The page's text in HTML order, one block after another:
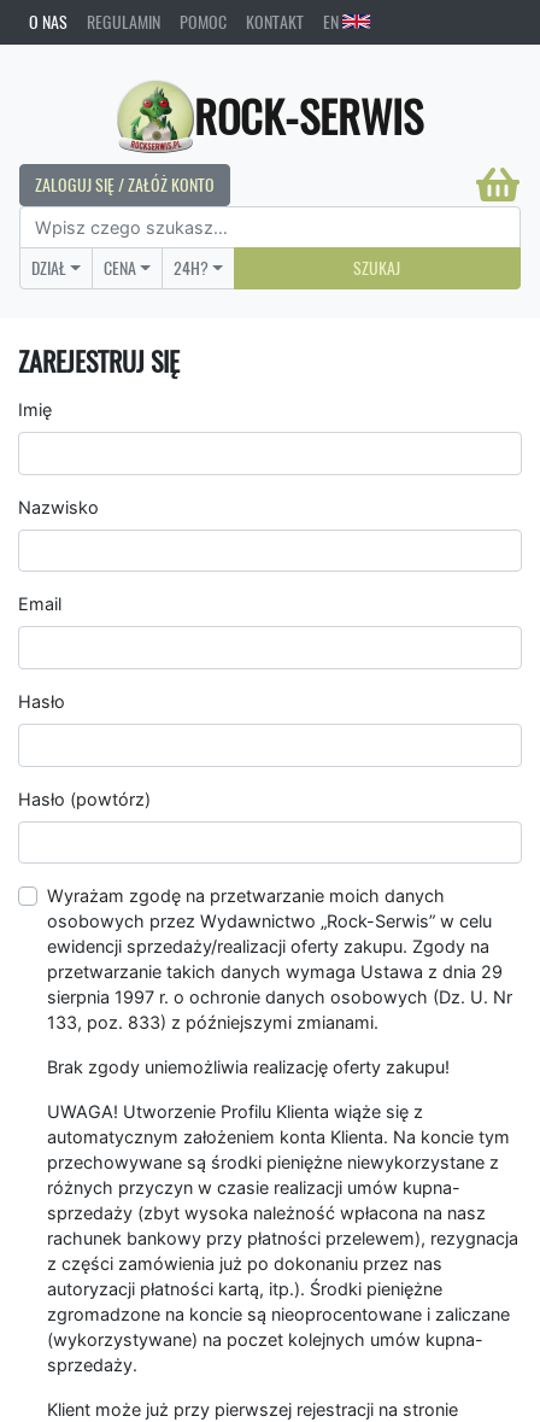
O NAS REGULAMIN POMOC KONTAKT EN
ROCK-SERWIS
ZALOGUJ SIĘ / ZAŁÓŻ KONTO
DZIAŁ CENA 24H? SZUKAJ
ZAREJESTRUJ SIĘ
Imię
Nazwisko
Email
Hasło
Hasło (powtórz)
Wyrażam zgodę na przetwarzanie moich danych
osobowych przez Wydawnictwo „Rock-Serwis” w celu
ewidencji sprzedaży/realizacji oferty zakupu. Zgody na
przetwarzanie takich danych wymaga Ustawa z dnia 29
sierpnia 1997 r. o ochronie danych osobowych (Dz. U. Nr
133, poz. 833) z późniejszymi zmianami.
Brak zgody uniemożliwia realizację oferty zakupu!
UWAGA! Utworzenie Profilu Klienta wiąże się z
automatycznym założeniem konta Klienta. Na koncie tym
przechowywane są środki pieniężne niewykorzystane z
różnych przyczyn w czasie realizacji umów kupna-
sprzedaży (zbyt wysoka należność wpłacona na nasz
rachunek bankowy przy płatności przelewem), rezygnacja
z części zamówienia już po dokonaniu przez nas
autoryzacji płatności kartą, itp.). Środki pieniężne
zgromadzone na koncie są nieoprocentowane i zaliczane
(wykorzystywane) na poczet kolejnych umów kupna-
sprzedaży.
Klient może już przy pierwszej rejestracji na stronie